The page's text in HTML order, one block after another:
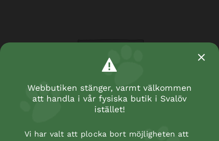
Webbutiken stänger, varmt välkommen
att handla i vår fysiska butik i Svalöv
istället!
Vi har valt att plocka bort möjligheten att